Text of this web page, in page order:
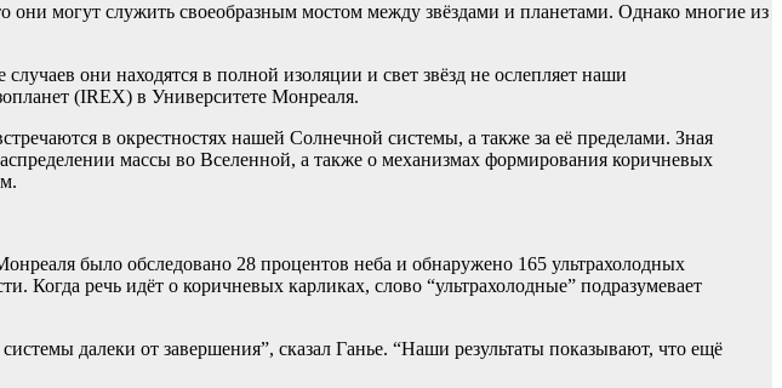
могут служить своеобразным мостом между звёздами и планетами. Однако многие из
они находятся в полной изоляции и свет звёзд не ослепляет наши
(IREX) в Университете Монреаля.
в окрестностях нашей Солнечной системы, а также за её пределами. Зная
массы во Вселенной, а также о механизмах формирования коричневых
было обследовано 28 процентов неба и обнаружено 165 ультрахолодных
речь идёт о коричневых карликах, слово “ультрахолодные” подразумевает
далеки от завершения”, сказал Ганье. “Наши результаты показывают, что ещё